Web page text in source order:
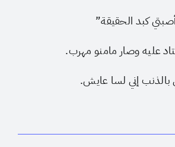
كبد الحقيقة”
عليه وصار مامنو مهرب.
بالذنب إني لسا عايش.